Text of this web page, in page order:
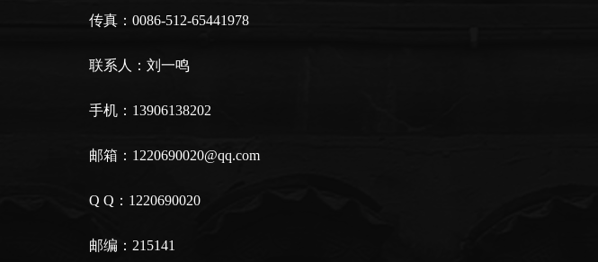
传真：0086-512-65441978
联系人：刘一鸣
手机：13906138202
邮箱：1220690020@qq.com
Q Q：1220690020
邮编：215141